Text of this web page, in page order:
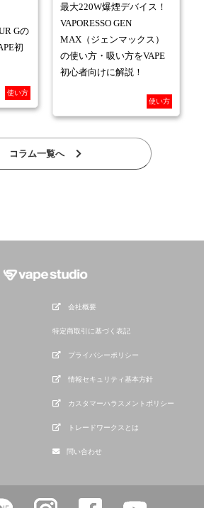
Gの
初
使い方
最大220W爆煙デバイス！
VAPORESSO GEN
MAX（ジェンマックス）
の使い方・吸い方をVAPE
初心者向けに解説！
使い方
コラム一覧へ
会社概要
特定商取引に基づく表記
プライバシーポリシー
情報セキュリティ基本方針
カスタマーハラスメントポリシー
トレードワークスとは
問い合わせ